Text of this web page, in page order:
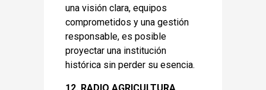
una visión clara, equipos
comprometidos y una gestión
responsable, es posible
proyectar una institución
histórica sin perder su esencia.
12. RADIO AGRICULTURA